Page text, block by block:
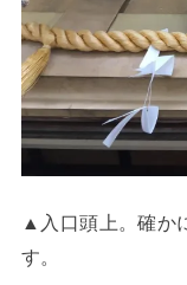
▲入口頭上。確か
す。